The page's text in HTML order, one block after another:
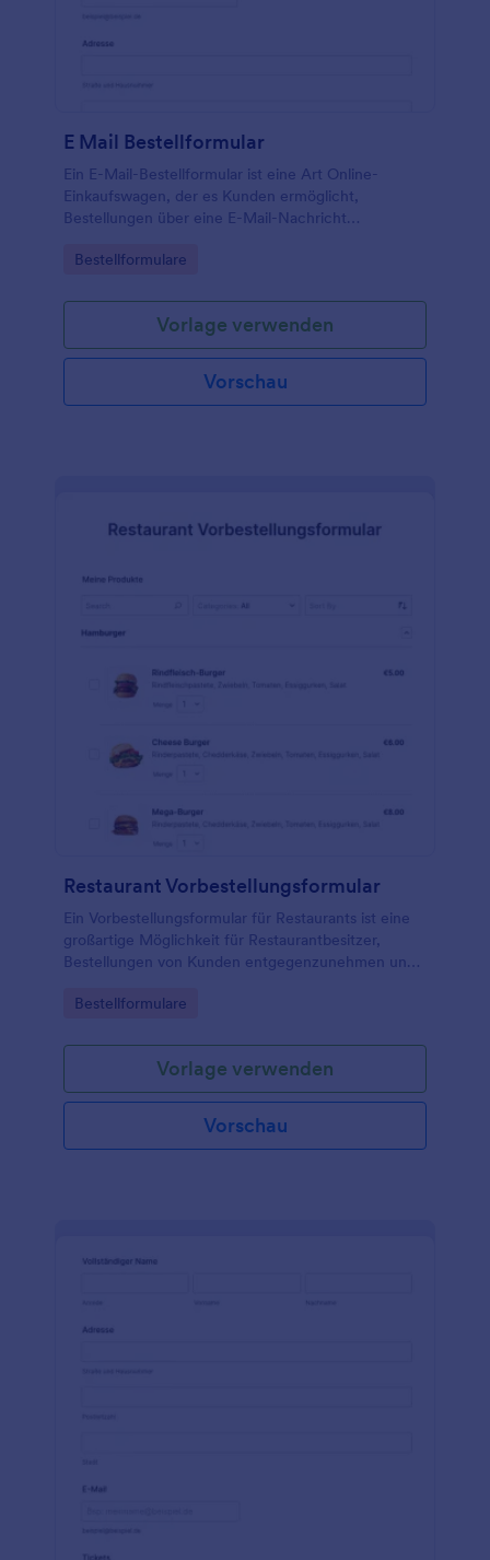
E Mail Bestellformular
Ein E-Mail-Bestellformular ist eine Art Online-
Einkaufswagen, der es Kunden ermöglicht,
Bestellungen über eine E-Mail-Nachricht
Go to Category:
Bestellformulare
Vorlage verwenden
Vorschau
Restaurant Vorbestellungsformular
Ein Vorbestellungsformular für Restaurants ist eine
großartige Möglichkeit für Restaurantbesitzer,
Bestellungen von Kunden entgegenzunehmen und
Go to Category:
Bestellformulare
Vorlage verwenden
Vorschau